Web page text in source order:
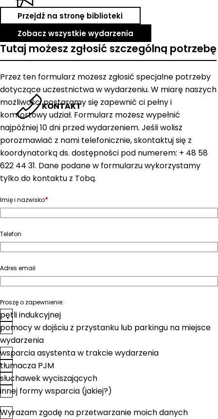
KONTAKT
Przejdź na stronę biblioteki
Zobacz wszystkie wydarzenia
Tutaj możesz zgłosić szczególną potrzebę
Przez ten formularz możesz zgłosić specjalne potrzeby
dotyczące uczestnictwa w wydarzeniu. W miarę naszych
możliwości postaramy się zapewnić ci pełny i
komfortowy udział. Formularz możesz wypełnić
najpóźniej 10 dni przed wydarzeniem. Jeśli wolisz
porozmawiać z nami telefonicznie, skontaktuj się z
koordynatorką ds. dostępności pod numerem: + 48 58
622 44 31. Dane podane w formularzu wykorzystamy
tylko do kontaktu z Tobą.
Imię i nazwisko*
Telefon
Adres email
Proszę o zapewnienie:
pętli indukcyjnej
pomocy w dojściu z przystanku lub parkingu na miejsce
wydarzenia
wsparcia asystenta w trakcie wydarzenia
tłumacza PJM
słuchawek wyciszających
innej formy wsparcia (jakiej?)
Zgoda*
Wyrażam zgodę na przetwarzanie moich danych